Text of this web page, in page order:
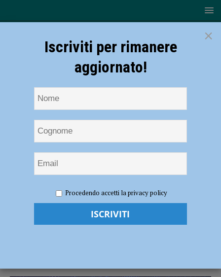
Canottieri Ongina va a caccia dell’impresa a Forlì
Play off Serie B, la Canottieri Ongina va a
×
Iscriviti per rimanere
aggiornato!
Procedendo accetti la privacy policy